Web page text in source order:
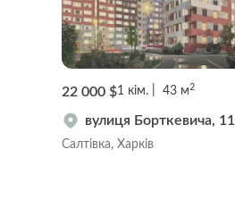
22 000 $1 кім. 43 м2
вулиця Борткевича, 11
Салтівка, Харків